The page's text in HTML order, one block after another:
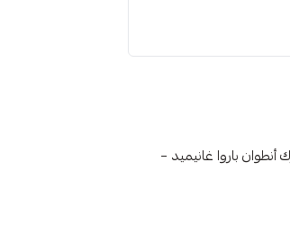
باروا غانيميد –